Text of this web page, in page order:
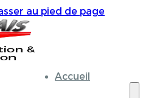
au pied de page
Accueil